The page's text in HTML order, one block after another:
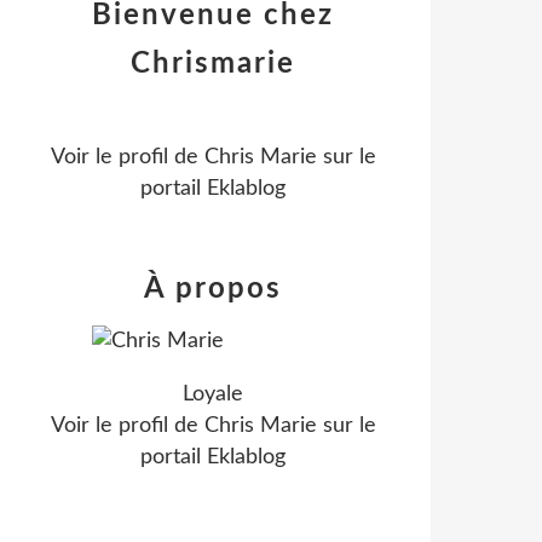
Bienvenue chez
Chrismarie
Voir le profil de Chris Marie sur le
portail Eklablog
À propos
Loyale
Voir le profil de Chris Marie sur le
portail Eklablog